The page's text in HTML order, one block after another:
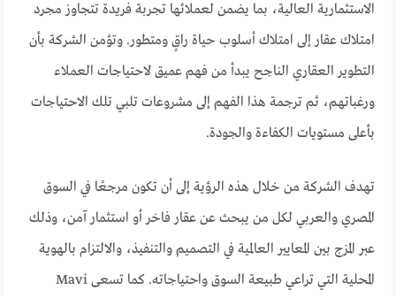
الاستثمارية العالية، بما يضمن لعملائها تجربة فريدة تتجاوز مجرد
امتلاك عقار إلى امتلاك أسلوب حياة راقٍ ومتطور. وتؤمن الشركة بأن
التطوير العقاري الناجح يبدأ من فهم عميق لاحتياجات العملاء
ورغباتهم، ثم ترجمة هذا الفهم إلى مشروعات تلبي تلك الاحتياجات
بأعلى مستويات الكفاءة والجودة.
تهدف الشركة من خلال هذه الرؤية إلى أن تكون مرجعًا في السوق
المصري والعربي لكل من يبحث عن عقار فاخر أو استثمار آمن، وذلك
عبر المزج بين المعايير العالمية في التصميم والتنفيذ، والالتزام بالهوية
المحلية التي تراعي طبيعة السوق واحتياجاته. كما تسعى Mavi